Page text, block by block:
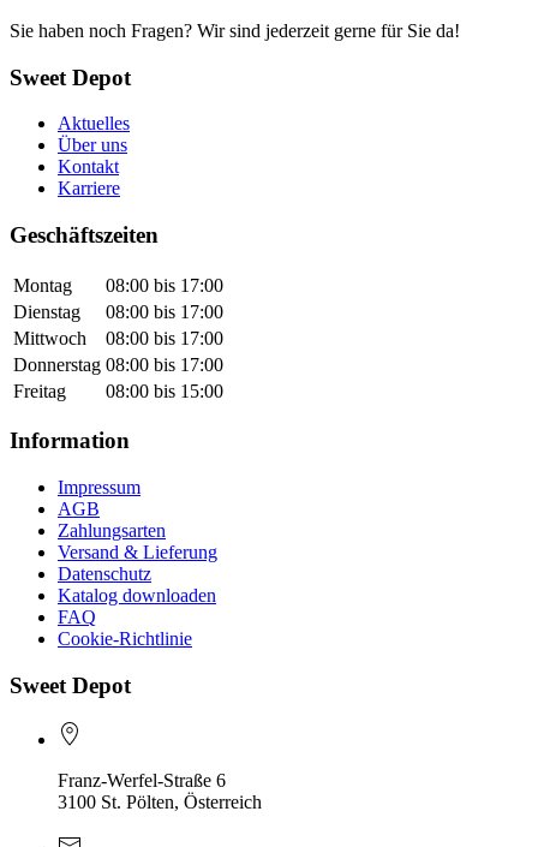
Sie haben noch Fragen? Wir sind jederzeit gerne für Sie da!
Sweet Depot
Aktuelles
Über uns
Kontakt
Karriere
Geschäftszeiten
Montag
08:00 bis 17:00
Dienstag
08:00 bis 17:00
Mittwoch
08:00 bis 17:00
Donnerstag 08:00 bis 17:00
Freitag
08:00 bis 15:00
Information
Impressum
AGB
Zahlungsarten
Versand & Lieferung
Datenschutz
Katalog downloaden
FAQ
Cookie-Richtlinie
Sweet Depot
Franz-Werfel-Straße 6
3100 St. Pölten, Österreich